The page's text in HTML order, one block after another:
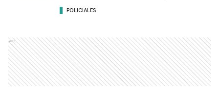
POLICIALES
Ads